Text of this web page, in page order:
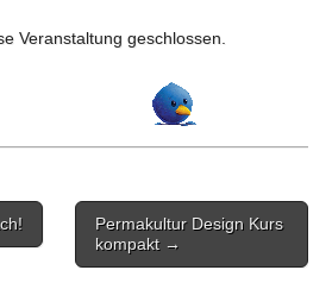
Veranstaltung geschlossen.
Permakultur Design Kurs
kompakt →